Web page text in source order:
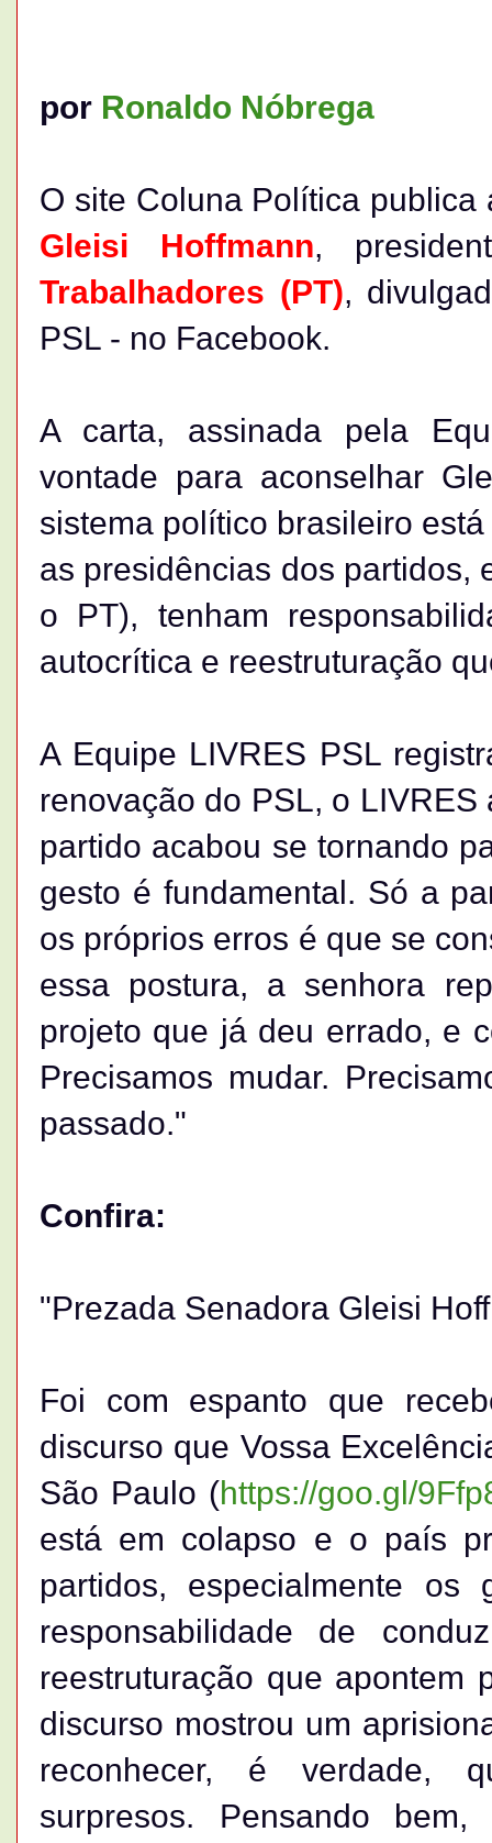
por Ronaldo Nóbrega
O site Coluna Política
Gleisi Hoffmann,
Trabalhadores (PT),
PSL - no Facebook.
A carta, assinada pela
vontade para aconselhar
sistema político brasileiro
as presidências dos partidos,
o PT), tenham
autocrítica e reestruturação
A Equipe LIVRES PSL
renovação do PSL, o
partido acabou se tornando
gesto é fundamental. Só a
os próprios erros é que se
essa postura, a senhora
projeto que já deu errado, e
Precisamos mudar.
passado."
Confira:
"Prezada Senadora Gleisi
Foi com espanto que
discurso que Vossa
São Paulo (https://goo.gl/
está em colapso e o país
partidos, especialmente
responsabilidade de
reestruturação que apontem
discurso mostrou um
reconhecer, é verdade,
surpresos. Pensando